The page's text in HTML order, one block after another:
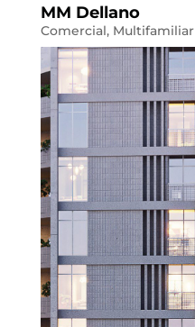
MM Dellano
Comercial, Multifamiliar